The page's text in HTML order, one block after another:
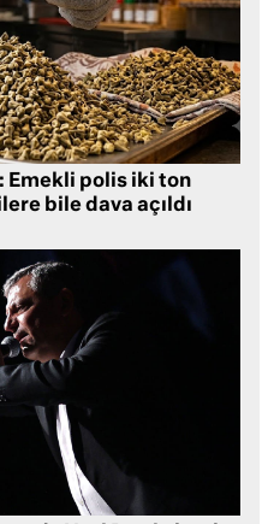
Emekli polis iki ton
bile dava açıldı